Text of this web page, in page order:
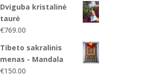
Dviguba kristalinė
taurė
€769.00
Tibeto sakralinis
menas - Mandala
€150.00